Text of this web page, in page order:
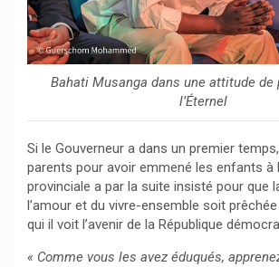
Bahati Musanga dans une attitude de
l’Éternel
Si le Gouverneur a dans un premier
parents pour avoir emmené les enfants à
provinciale a par la suite insisté pour que
l’amour et du vivre-ensemble soit
qui il voit l’avenir de la République
« Comme vous les avez éduqués,